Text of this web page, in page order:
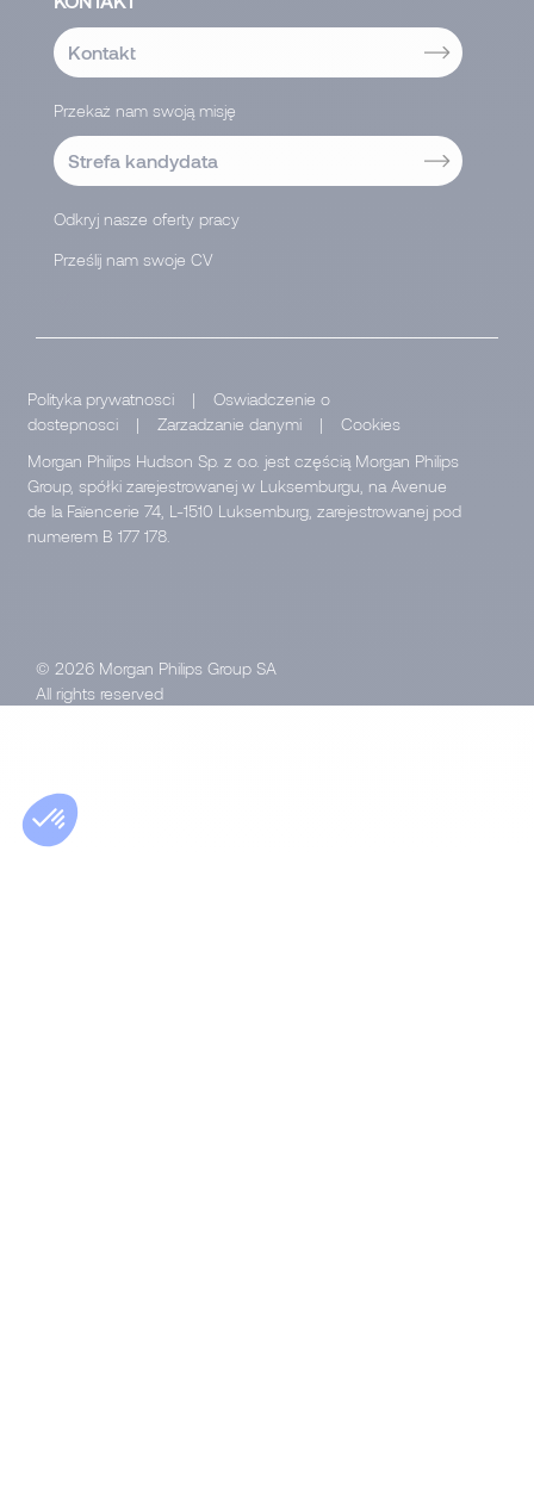
Kontakt
Przekaż nam swoją misję
Strefa kandydata
Odkryj nasze oferty pracy
Prześlij nam swoje CV
Polityka prywatnosci |
Oswiadczenie o
dostepnosci
| Zarzadzanie danymi |
Cookies
Morgan Philips Hudson Sp. z o.o. jest częścią Morgan Philips
Group, spółki zarejestrowanej w Luksemburgu, na Avenue
de la Faïencerie 74, L-1510 Luksemburg, zarejestrowanej pod
numerem B 177 178.
© 2026 Morgan Philips Group SA
All rights reserved